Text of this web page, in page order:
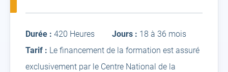
Durée : 420 Heures Jours : 18 à 36 mois
Tarif : Le financement de la formation est assuré
exclusivement par le Centre National de la